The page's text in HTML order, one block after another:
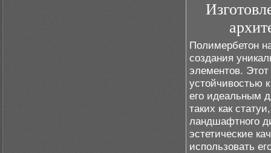
Полимербетон
создания
элементов.
устойчивостью
его идеальным
таких как
ландшафтного
эстетические
использовать